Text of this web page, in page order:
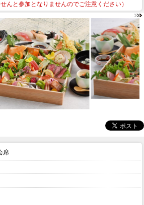
んと参加となりませんのでご注意ください）
席